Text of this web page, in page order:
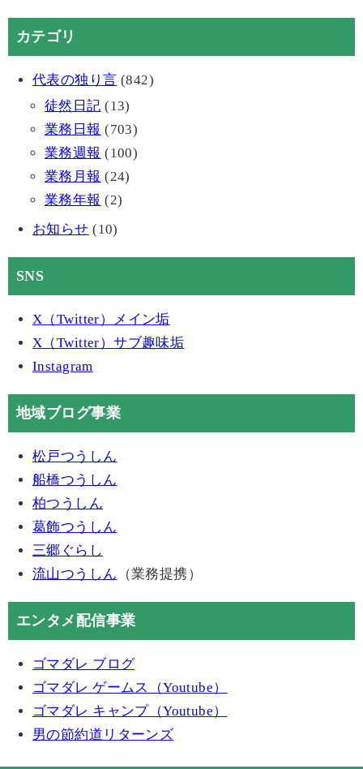
カテゴリ
代表の独り言 (842)
徒然日記 (13)
業務日報 (703)
業務週報 (100)
業務月報 (24)
業務年報 (2)
お知らせ (10)
SNS
X（Twitter）メイン垢
X（Twitter）サブ趣味垢
Instagram
地域ブログ事業
松戸つうしん
船橋つうしん
柏つうしん
葛飾つうしん
三郷ぐらし
流山つうしん （業務提携）
エンタメ配信事業
ゴマダレ ブログ
ゴマダレ ゲームス（Youtube）
ゴマダレ キャンプ（Youtube）
男の節約道リターンズ